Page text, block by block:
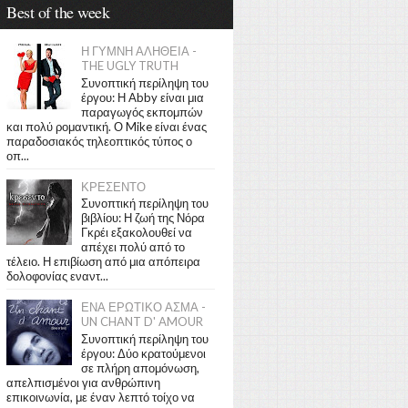
Best of the week
Η ΓΥΜΝΗ ΑΛΗΘΕΙΑ -
THE UGLY TRUTH
Συνοπτική περίληψη του
έργου: Η Abby είναι μια
παραγωγός εκπομπών
και πολύ ρομαντική. Ο Mike είναι ένας
παραδοσιακός τηλεοπτικός τύπος ο
οπ...
ΚΡΕΣΕΝΤΟ
Συνοπτική περίληψη του
βιβλίου: Η ζωή της Νόρα
Γκρέι εξακολουθεί να
απέχει πολύ από το
τέλειο. Η επιβίωση από μια απόπειρα
δολοφονίας εναντ...
ΕΝΑ ΕΡΩΤΙΚΟ ΑΣΜΑ -
UN CHANT D' AMOUR
Συνοπτική περίληψη του
έργου: Δύο κρατούμενοι
σε πλήρη απομόνωση,
απελπισμένοι για ανθρώπινη
επικοινωνία, με έναν λεπτό τοίχο να